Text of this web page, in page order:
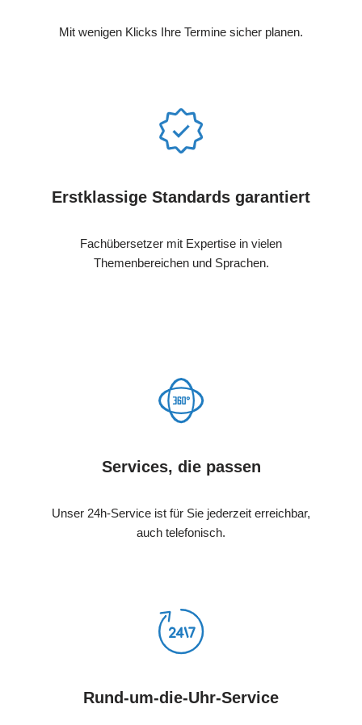
Mit wenigen Klicks Ihre Termine sicher planen.
Erstklassige Standards garantiert
Fachübersetzer mit Expertise in vielen
Themenbereichen und Sprachen.
Services, die passen
Unser 24h-Service ist für Sie jederzeit erreichbar,
auch telefonisch.
Rund-um-die-Uhr-Service